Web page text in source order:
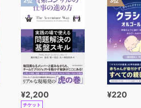
¥2,200
チケット
¥220